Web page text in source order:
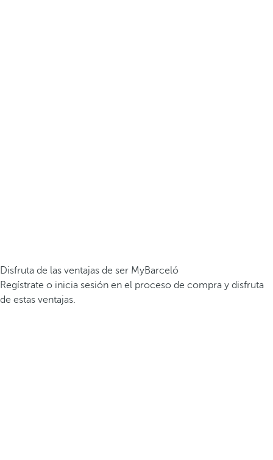
Disfruta de las ventajas de ser MyBarceló
Regístrate o inicia sesión en el proceso de compra y disfruta
de estas ventajas.